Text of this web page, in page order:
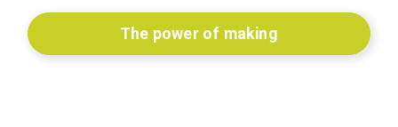
The power of making